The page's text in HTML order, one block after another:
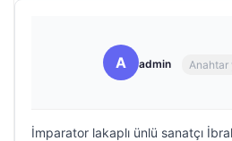
A admin
İmparator lakaplı ünlü sanatçı